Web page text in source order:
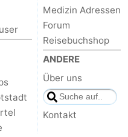
Medizin Adressen
Forum
Reisebuchshop
ANDERE
Über uns
Kontakt